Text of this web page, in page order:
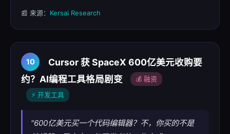
📰 来源： Kersai Research
10
Cursor 获 SpaceX 600亿美元收购要
约？AI编程工具格局剧变
💰 融资
⚡ 开发工具
"600亿美元买一个代码编辑器？不，你买的不是